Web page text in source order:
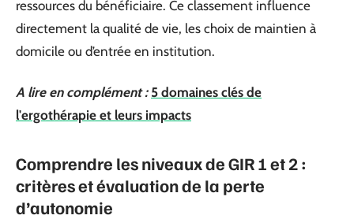
ressources du bénéficiaire. Ce classement influence
directement la qualité de vie, les choix de maintien à
domicile ou d’entrée en institution.
A lire en complément : 5 domaines clés de
l'ergothérapie et leurs impacts
Comprendre les niveaux de GIR 1 et 2 :
critères et évaluation de la perte
d’autonomie